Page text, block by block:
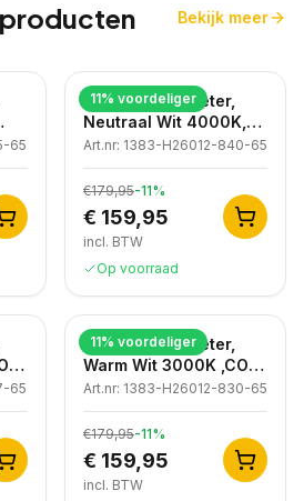
Bekijk meer
65
11% voordeliger
LED strip, 50 meter,
Neutraal Wit 4000K,
COB, High Voltage,
220V, IP65
Art.nr: 1383-H26012-840-65
€179,95-11%
€ 159,95
incl. BTW
Op voorraad
65
11% voordeliger
LED strip, 50 meter,
Warm Wit 3000K ,COB,
High Voltage, 220V,
IP65
Art.nr: 1383-H26012-830-65
€179,95-11%
€ 159,95
incl. BTW